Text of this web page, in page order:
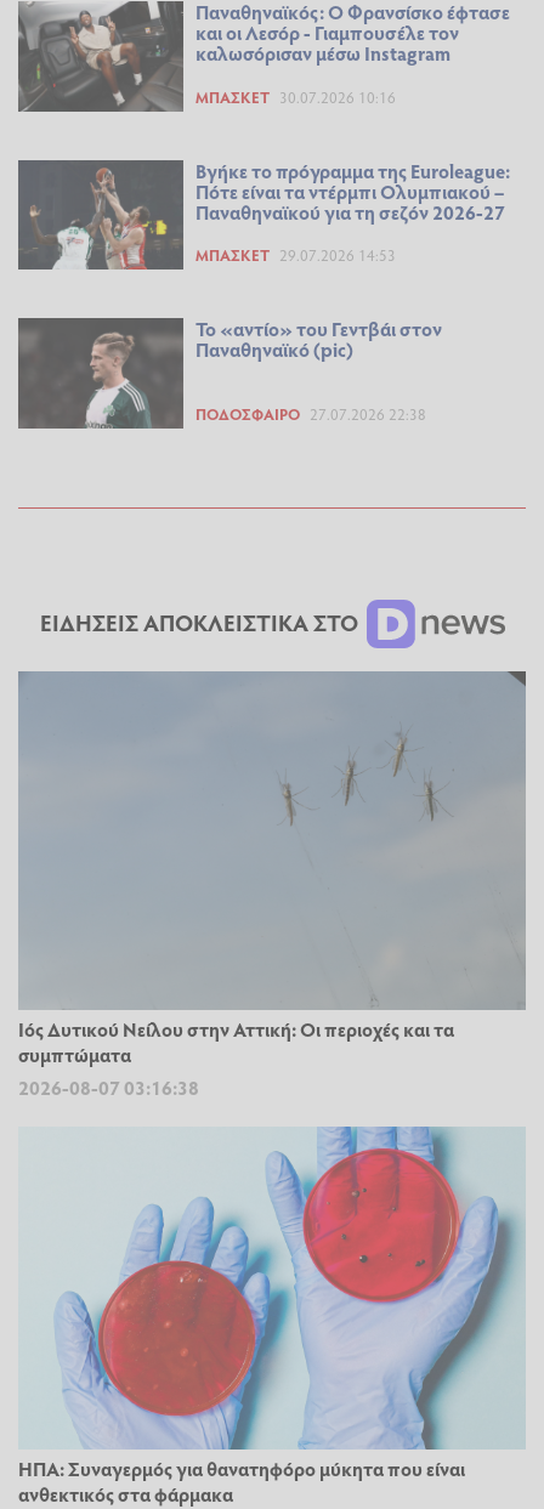
Παναθηναϊκός: Ο Φρανσίσκο έφτασε
και οι Λεσόρ - Γιαμπουσέλε τον
καλωσόρισαν μέσω Instagram
ΜΠΆΣΚΕΤ 30.07.2026 10:16
Βγήκε το πρόγραμμα της Euroleague:
Πότε είναι τα ντέρμπι Ολυμπιακού –
Παναθηναϊκού για τη σεζόν 2026-27
ΜΠΆΣΚΕΤ 29.07.2026 14:53
Το «αντίο» του Γεντβάι στον
Παναθηναϊκό (pic)
ΠΟΔΌΣΦΑΙΡΟ 27.07.2026 22:38
ΕΙΔΗΣΕΙΣ ΑΠΟΚΛΕΙΣΤΙΚΑ ΣΤΟ
Ιός Δυτικού Νείλου στην Αττική: Οι περιοχές και τα
συμπτώματα
2026-08-07 03:16:38
ΗΠΑ: Συναγερμός για θανατηφόρο μύκητα που είναι
ανθεκτικός στα φάρμακα